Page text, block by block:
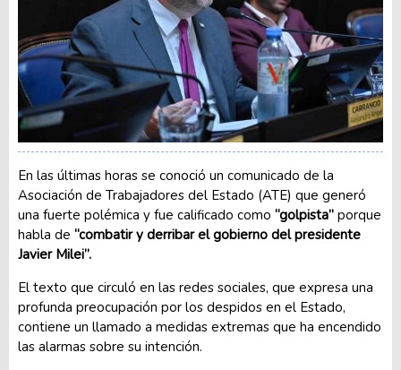
En las últimas horas se conoció un comunicado de la
Asociación de Trabajadores del Estado (ATE) que generó
una fuerte polémica y fue calificado como “golpista” porque
habla de “combatir y derribar el gobierno del presidente
Javier Milei”.
El texto que circuló en las redes sociales, que expresa una
profunda preocupación por los despidos en el Estado,
contiene un llamado a medidas extremas que ha encendido
las alarmas sobre su intención.